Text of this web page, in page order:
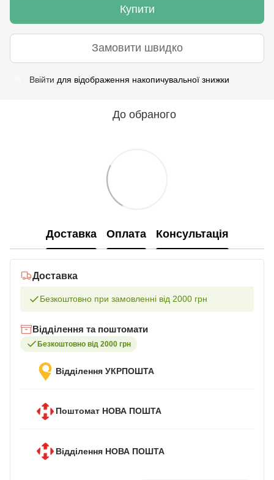
Купити
Замовити швидко
Ввійти для відображення накопичувальної знижки
До обраного
Доставка Оплата Консультація
Доставка
Безкоштовно при замовленні від 2000 грн
Відділення та поштомати
Безкоштовно від 2000 грн
Відділення УКРПОШТА
Поштомат НОВА ПОШТА
Відділення НОВА ПОШТА